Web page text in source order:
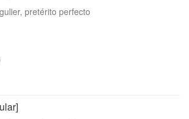
pretérito perfecto